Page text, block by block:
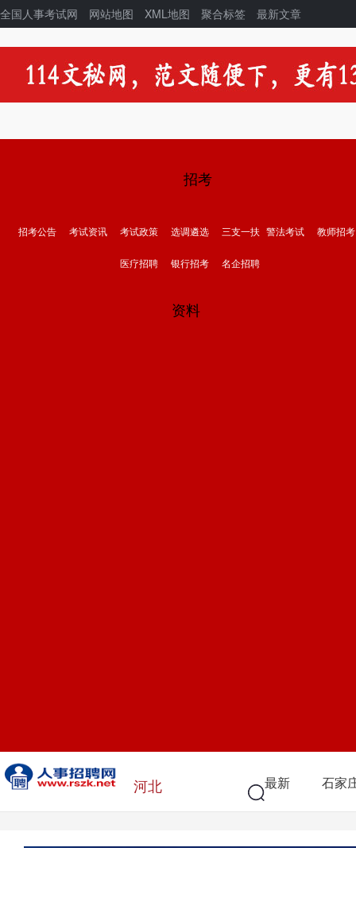
全国人事考试网 网站地图 XML地图 聚合标签 最新文章
招考
招考公告 考试资讯 考试政策 选调遴选 三支一扶 警法考试 教师招考
医疗招聘 银行招考 名企招聘
资料
河北 最新 石家